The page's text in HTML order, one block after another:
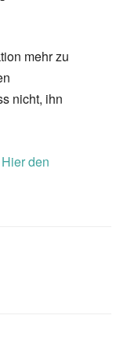
mehr zu
nicht, ihn
Hier den